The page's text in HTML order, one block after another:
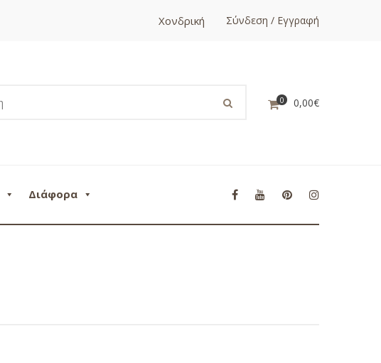
Χονδρική Σύνδεση / Εγγραφή
0 0,00€
Διάφορα